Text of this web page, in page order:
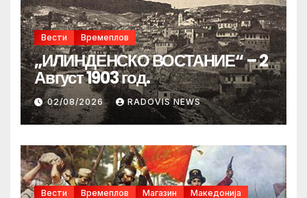
Вести Времеплов
„ИЛИНДЕНСКО ВОСТАНИЕ“ – 2
Август 1903 год.
02/08/2026 RADOVIS NEWS
Вести Времеплов Магазин Македонија